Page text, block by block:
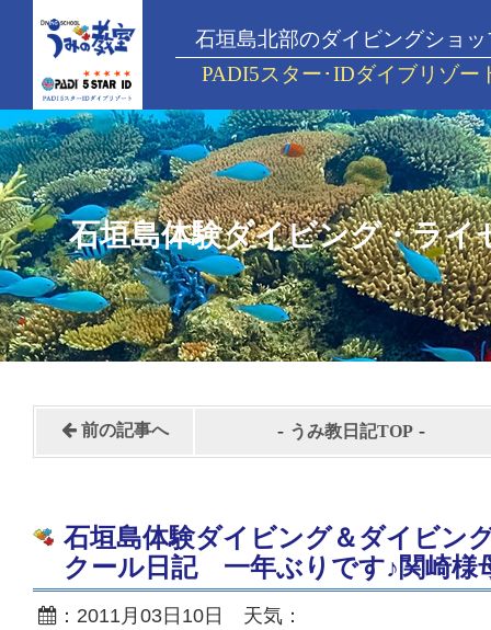
石垣島北部のダイビングショッ
PADI5スター･IDダイブリゾー
石垣島体験ダイビング・ライ
前の記事へ - うみ教日記TOP -
石垣島体験ダイビング＆ダイビン
クール日記 一年ぶりです♪関崎様
：2011月03日10日 天気：